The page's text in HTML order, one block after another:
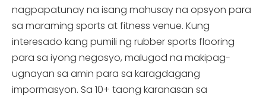
nagpapatunay na isang mahusay na opsyon para
sa maraming sports at fitness venue. Kung
interesado kang pumili ng rubber sports flooring
para sa iyong negosyo, malugod na makipag-
ugnayan sa amin para sa karagdagang
impormasyon. Sa 10+ taong karanasan sa